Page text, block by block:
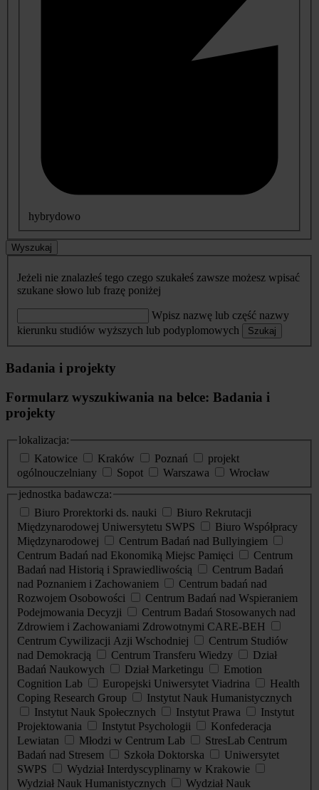
hybrydowo
Wyszukaj
Jeżeli nie znalazłeś tego czego szukałeś zawsze możesz wpisać
szukane słowo lub frazę poniżej
Wpisz nazwę lub część nazwy
kierunku studiów wyższych lub podyplomowych
Szukaj
Badania i projekty
Formularz wyszukiwania na belce: Badania i
projekty
lokalizacja:
Katowice
Kraków Poznań
projekt
ogólnouczelniany
Sopot Warszawa
Wrocław
jednostka badawcza:
Biuro Prorektorki ds. nauki
Biuro Rekrutacji
Międzynarodowej Uniwersytetu SWPS
Biuro Współpracy
Międzynarodowej
Centrum Badań nad Bullyingiem
Centrum Badań nad Ekonomiką Miejsc Pamięci
Centrum
Badań nad Historią i Sprawiedliwością
Centrum Badań
nad Poznaniem i Zachowaniem
Centrum badań nad
Rozwojem Osobowości
Centrum Badań nad Wspieraniem
Podejmowania Decyzji
Centrum Badań Stosowanych nad
Zdrowiem i Zachowaniami Zdrowotnymi CARE-BEH
Centrum Cywilizacji Azji Wschodniej
Centrum Studiów
nad Demokracją
Centrum Transferu Wiedzy
Dział
Badań Naukowych
Dział Marketingu
Emotion
Cognition Lab
Europejski Uniwersytet Viadrina
Health
Coping Research Group
Instytut Nauk Humanistycznych
Instytut Nauk Społecznych
Instytut Prawa
Instytut
Projektowania
Instytut Psychologii
Konfederacja
Lewiatan
Młodzi w Centrum Lab
StresLab Centrum
Badań nad Stresem
Szkoła Doktorska
Uniwersytet
SWPS
Wydział Interdyscyplinarny w Krakowie
Wydział Nauk Humanistycznych
Wydział Nauk